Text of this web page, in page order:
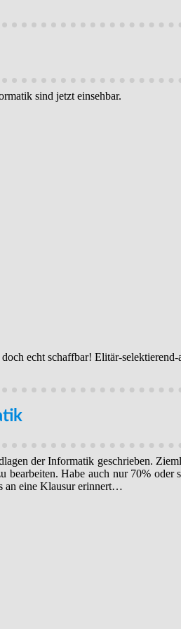
sind jetzt einsehbar.
echt schaffbar! Elitär-
der Informatik geschrieben.
bearbeiten. Habe auch nur 70%
an eine Klausur erinnert…